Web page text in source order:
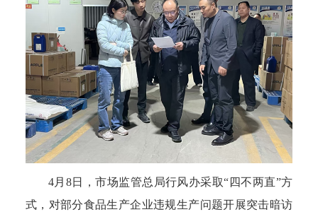
4月8日，市场监管总局行风办采取“四不两直”方
式，对部分食品生产企业违规生产问题开展突击暗访